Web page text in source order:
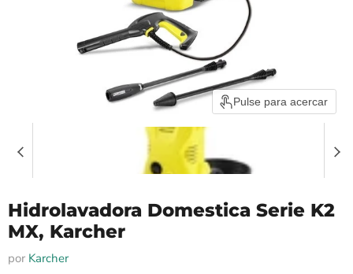
Pulse para acercar
Hidrolavadora Domestica Serie K2
MX, Karcher
por Karcher